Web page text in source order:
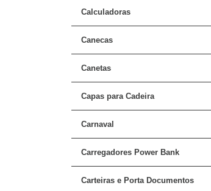
Calculadoras
Canecas
Canetas
Capas para Cadeira
Carnaval
Carregadores Power Bank
Carteiras e Porta Documentos